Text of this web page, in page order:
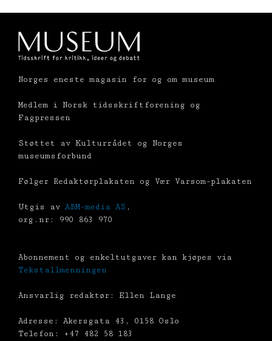
Norges eneste magasin for og om museum
Medlem i Norsk tidsskriftforening og
Fagpressen
Støttet av Kulturrådet og Norges
museumsforbund
Følger Redaktørplakaten og Vær Varsom-plakaten
Utgis av ABM-media AS ,
org.nr: 990 863 970
Abonnement og enkeltutgaver kan kjøpes via
Tekstallmenningen
Ansvarlig redaktør: Ellen Lange
Adresse: Akersgata 43, 0158 Oslo
Telefon: +47 482 58 183